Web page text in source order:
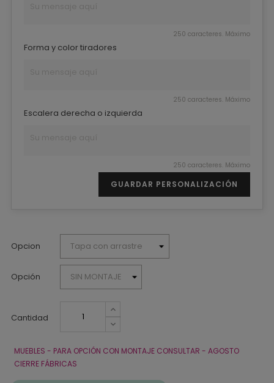
250 caracteres. Máximo
Forma y color tiradores
250 caracteres. Máximo
Escalera derecha o izquierda
250 caracteres. Máximo
GUARDAR PERSONALIZACIÓN
Opcion
Opción
Cantidad
MUEBLES - PARA OPCIÓN CON MONTAJE CONSULTAR - AGOSTO
CIERRE FÁBRICAS